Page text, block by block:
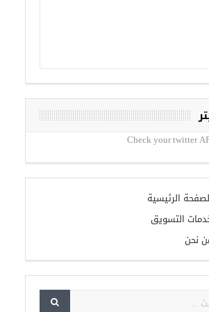
Check your twitter
الرئيسية
التسويق
نحن